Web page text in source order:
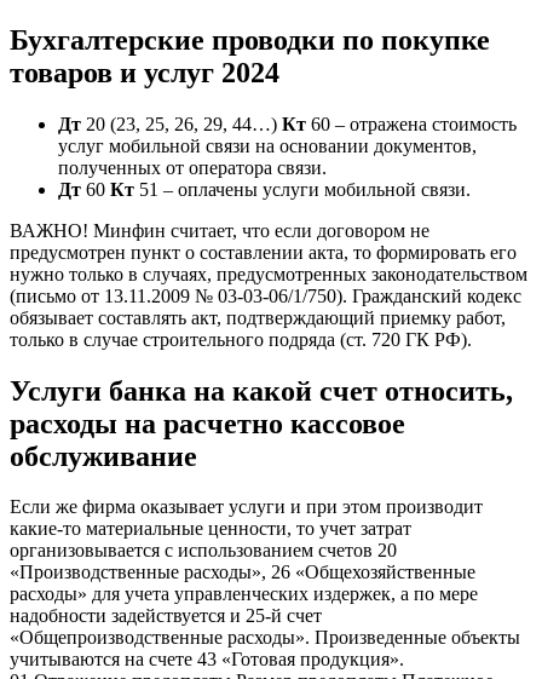
Бухгалтерские проводки по покупке
товаров и услуг 2024
Дт 20 (23, 25, 26, 29, 44…) Кт 60 – отражена стоимость
услуг мобильной связи на основании документов,
полученных от оператора связи.
Дт 60 Кт 51 – оплачены услуги мобильной связи.
ВАЖНО! Минфин считает, что если договором не
предусмотрен пункт о составлении акта, то формировать его
нужно только в случаях, предусмотренных законодательством
(письмо от 13.11.2009 № 03-03-06/1/750). Гражданский кодекс
обязывает составлять акт, подтверждающий приемку работ,
только в случае строительного подряда (ст. 720 ГК РФ).
Услуги банка на какой счет относить,
расходы на расчетно кассовое
обслуживание
Если же фирма оказывает услуги и при этом производит
какие-то материальные ценности, то учет затрат
организовывается с использованием счетов 20
«Производственные расходы», 26 «Общехозяйственные
расходы» для учета управленческих издержек, а по мере
надобности задействуется и 25-й счет
«Общепроизводственные расходы». Произведенные объекты
учитываются на счете 43 «Готовая продукция».